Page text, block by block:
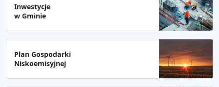
Inwestycje
w Gminie
Plan Gospodarki
Niskoemisyjnej